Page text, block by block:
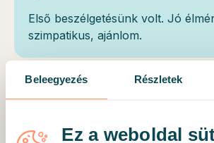
Beleegyezés Részletek
Ez a weboldal
Első beszélgetésünk volt. Jó
szimpatikus, ajánlom.
nekem, úgy érzem, hogy rengeteg